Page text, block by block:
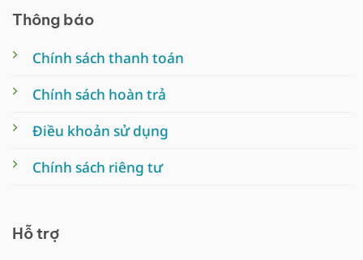
Thông báo
Chính sách thanh toán
Chính sách hoàn trả
Điều khoản sử dụng
Chính sách riêng tư
Hỗ trợ